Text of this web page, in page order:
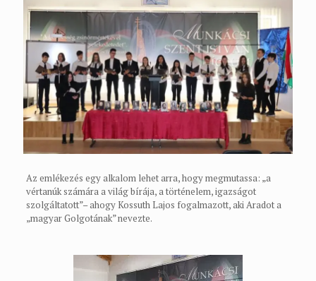
Az emlékezés egy alkalom lehet arra, hogy megmutassa: „a
vértanúk számára a világ bírája, a történelem, igazságot
szolgáltatott”– ahogy Kossuth Lajos fogalmazott, aki Aradot a
„magyar Golgotának” nevezte.